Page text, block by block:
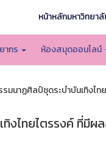
หน้าหลักมหาวิทยา
ากร ห้องสมุดออนไลน์
มนาฏศิลป์ชุดระบำบันเทิงไ
งไทยไตรรงค์ ที่มีผ